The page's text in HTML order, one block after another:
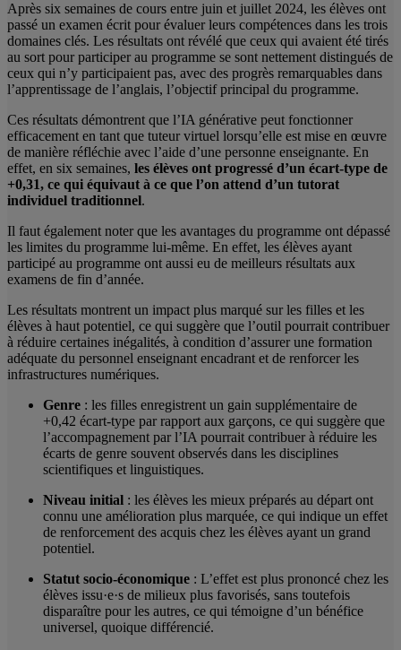
Après six semaines de cours entre juin et juillet 2024, les élèves ont
passé un examen écrit pour évaluer leurs compétences dans les trois
domaines clés. Les résultats ont révélé que ceux qui avaient été tirés
au sort pour participer au programme se sont nettement distingués de
ceux qui n’y participaient pas, avec des progrès remarquables dans
l’apprentissage de l’anglais, l’objectif principal du programme.
Ces résultats démontrent que l’IA générative peut fonctionner
efficacement en tant que tuteur virtuel lorsqu’elle est mise en œuvre
de manière réfléchie avec l’aide d’une personne enseignante. En
effet, en six semaines, les élèves ont progressé d’un écart-type de
+0,31, ce qui équivaut à ce que l’on attend d’un tutorat
individuel traditionnel.
Il faut également noter que les avantages du programme ont dépassé
les limites du programme lui-même. En effet, les élèves ayant
participé au programme ont aussi eu de meilleurs résultats aux
examens de fin d’année.
Les résultats montrent un impact plus marqué sur les filles et les
élèves à haut potentiel, ce qui suggère que l’outil pourrait contribuer
à réduire certaines inégalités, à condition d’assurer une formation
adéquate du personnel enseignant encadrant et de renforcer les
infrastructures numériques.
Genre : les filles enregistrent un gain supplémentaire de
+0,42 écart-type par rapport aux garçons, ce qui suggère que
l’accompagnement par l’IA pourrait contribuer à réduire les
écarts de genre souvent observés dans les disciplines
scientifiques et linguistiques.
Niveau initial : les élèves les mieux préparés au départ ont
connu une amélioration plus marquée, ce qui indique un effet
de renforcement des acquis chez les élèves ayant un grand
potentiel.
Statut socio-économique : L’effet est plus prononcé chez les
élèves issu·e·s de milieux plus favorisés, sans toutefois
disparaître pour les autres, ce qui témoigne d’un bénéfice
universel, quoique différencié.